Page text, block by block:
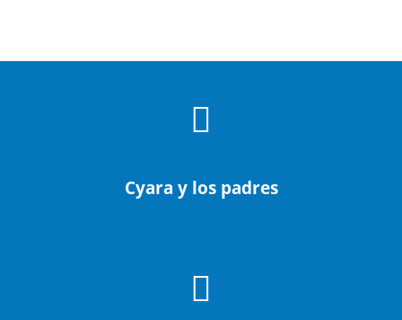
Cyara y los padres